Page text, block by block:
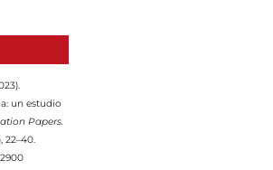
un estudio
Papers.
22–40.